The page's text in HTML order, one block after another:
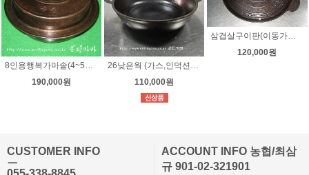
8인용행복가마솥(4~5인가족사용/가스,인덕션겸용) 길들임
190,000원
26낮은웍 (가스,인덕션사용) 길들임
110,000원
삼겹살구이판(이동가능한 1구 가스버너/인덕션)길들임
120,000원
CUSTOMER INFO
ㅡ
ACCOUNT INFO 농협/최삼
규 901-02-321901